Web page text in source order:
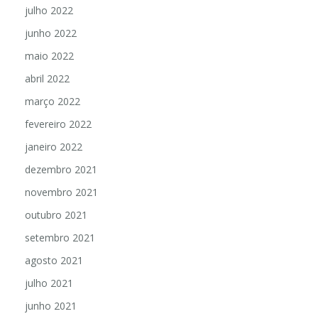
julho 2022
junho 2022
maio 2022
abril 2022
março 2022
fevereiro 2022
janeiro 2022
dezembro 2021
novembro 2021
outubro 2021
setembro 2021
agosto 2021
julho 2021
junho 2021